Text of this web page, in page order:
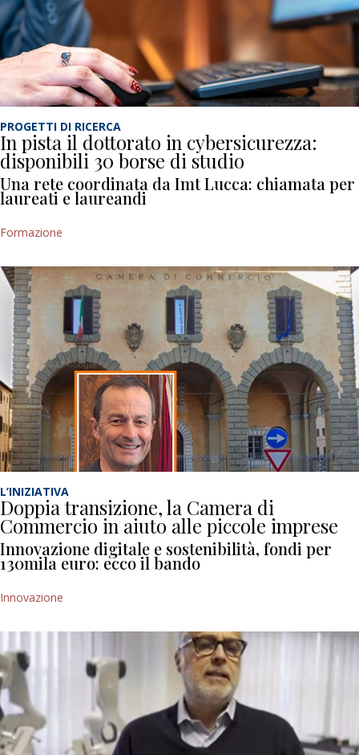
PROGETTI DI RICERCA
In pista il dottorato in cybersicurezza:
disponibili 30 borse di studio
Una rete coordinata da Imt Lucca: chiamata per
laureati e laureandi
Formazione
L’INIZIATIVA
Doppia transizione, la Camera di
Commercio in aiuto alle piccole imprese
Innovazione digitale e sostenibilità, fondi per
130mila euro: ecco il bando
Innovazione